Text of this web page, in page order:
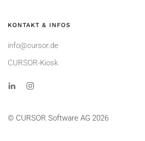
KONTAKT & INFOS
info@cursor.de
CURSOR-Kiosk
© CURSOR Software AG 2026